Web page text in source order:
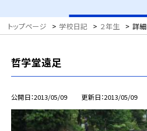
トップページ > 学校日記 > ２年生 > 詳細
哲学堂遠足
公開日 2013/05/09 更新日 2013/05/09